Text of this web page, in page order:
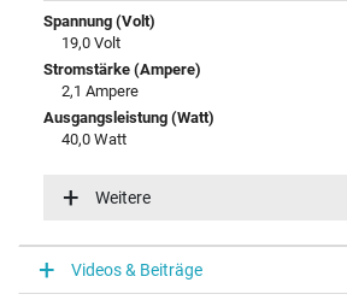
Spannung (Volt)
19,0 Volt
Stromstärke (Ampere)
2,1 Ampere
Ausgangsleistung (Watt)
40,0 Watt
100-240V / 50-60Hz
Notebook Stecker
Weitere
Videos & Beiträge